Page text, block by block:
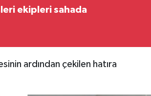
ekipleri sahada
ardından çekilen hatıra